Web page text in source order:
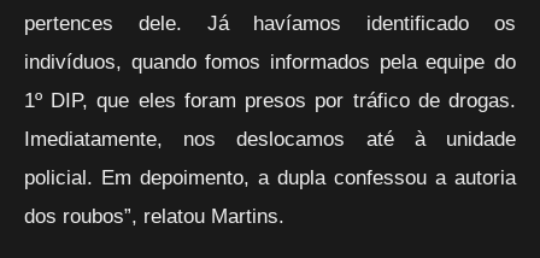
pertences dele. Já havíamos identificado os
indivíduos, quando fomos informados pela equipe do
1º DIP, que eles foram presos por tráfico de drogas.
Imediatamente, nos deslocamos até à unidade
policial. Em depoimento, a dupla confessou a autoria
dos roubos”, relatou Martins.